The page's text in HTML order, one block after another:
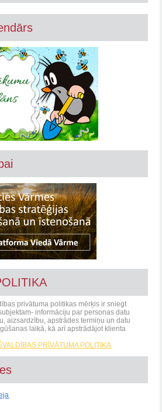
privātuma politikas mērķis ir sniegt
informāciju par personas datu
aizsardzību, apstrādes termiņu un datu
laikā, kā arī apstrādājot klienta
PRĪVĀTUMA POLITIKA